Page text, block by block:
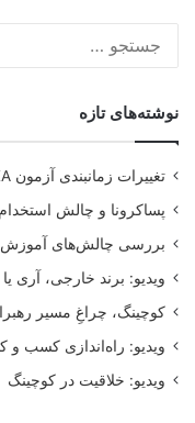
نوشته‌های تازه
تغییرات زمانبندی آزمون CKA در سال ۲۰۲۳
پساکرونا و چالش
بررسی چالش‌های آموزش
ویدیو: برند خارجی، آری
کوچینگ، چراغِ مسیر
ویدیو: راه‌اندازی کسب و
ویدیو: خلاقیت در کوچینگ